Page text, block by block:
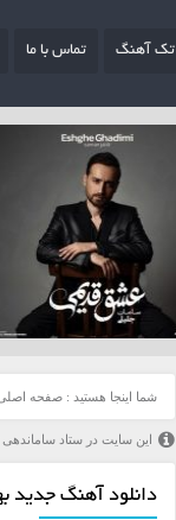
تک آهنگ تماس با ما
شما اینجا هستید : صفحه
این سایت در ستاد
دانلود آهنگ جدید